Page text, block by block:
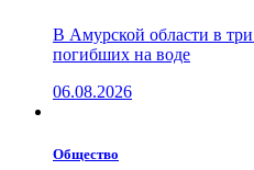
В Амурской области в три
погибших на воде
06.08.2026
Общество